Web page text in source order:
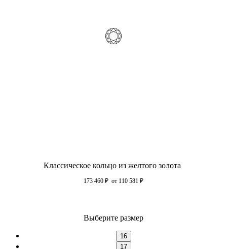
Классическое кольцо из желтого золота
173 460 ₽ от 110 581 ₽
Выберите размер
16
17